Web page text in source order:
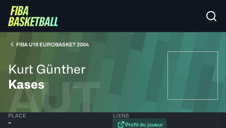
FIBA U18 EUROBASKET 2004
Kurt Günther
Kases
AUT
PLACE
-
LIENS
Profil du joueur